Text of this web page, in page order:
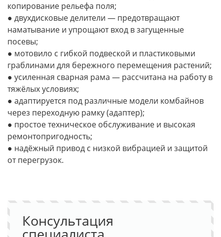
копирование рельефа поля;
● двухдисковые делители — предотвращают
наматывание и упрощают вход в загущенные
посевы;
● мотовило с гибкой подвеской и пластиковыми
граблинами для бережного перемещения растений;
● усиленная сварная рама — рассчитана на работу в
тяжёлых условиях;
● адаптируется под различные модели комбайнов
через переходную рамку (адаптер);
● простое техническое обслуживание и высокая
ремонтопригодность;
● надёжный привод с низкой вибрацией и защитой
от перегрузок.
Консультация